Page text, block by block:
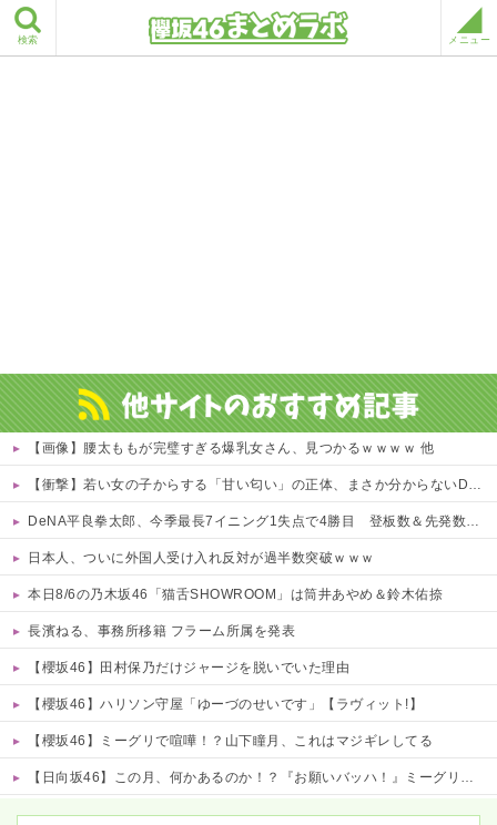
検索 メニュー
【画像】腰太ももが完璧すぎる爆乳女さん、見つかるｗｗｗｗ 他
【衝撃】若い女の子からする「甘い匂い」の正体、まさか分からないDTなんておらんよな？よな？w w w w w w w w w w w
DeNA平良拳太郎、今季最長7イニング1失点で4勝目 登板数＆先発数も自己最多タイ「残りも頑張りたい」
日本人、ついに外国人受け入れ反対が過半数突破ｗｗｗ
本日8/6の乃木坂46「猫舌SHOWROOM」は筒井あやめ＆鈴木佑捺
長濱ねる、事務所移籍 フラーム所属を発表
【櫻坂46】田村保乃だけジャージを脱いでいた理由
【櫻坂46】ハリソン守屋「ゆーづのせいです」【ラヴィット!】
【櫻坂46】ミーグリで喧嘩！？山下瞳月、これはマジギレしてる
【日向坂46】この月、何かあるのか！？『お願いバッハ！』ミーグリ日程がこちら